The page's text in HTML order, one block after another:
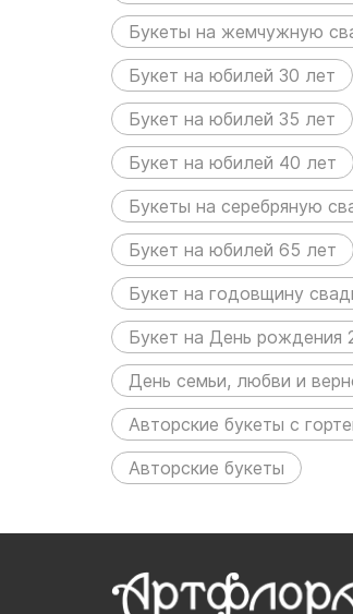
Букеты на жемчужную
Букет на юбилей 30 лет
Букет на юбилей 35 лет
Букет на юбилей 40 лет
Букеты на серебряную
Букет на юбилей 65 лет
Букет на годовщину
Букет на День рождения
День семьи, любви и
Авторские букеты с
Авторские букеты